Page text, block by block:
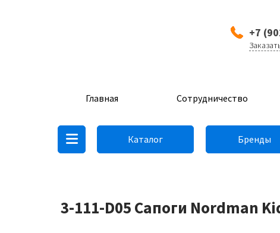
+7
Главная Сотрудничество
Каталог Бренды
3-111-D05 Сапоги Nordman